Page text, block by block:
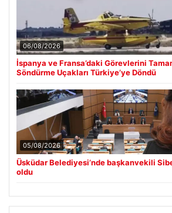
06/08/2026
İspanya ve Fransa’daki Görevlerini
Söndürme Uçakları Türkiye’ye Döndü
05/08/2026
Üsküdar Belediyesi’nde başkanvekili
oldu